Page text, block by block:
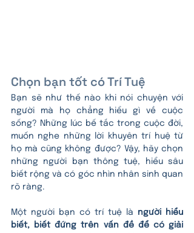
Chọn bạn tốt có Trí Tuệ
Bạn sẽ như thế nào khi nói chuyện với
người mà họ chẳng hiểu gì về cuộc
sống? Những lúc bế tắc trong cuộc đời,
muốn nghe những lời khuyên trí huệ từ
họ mà cũng không được? Vậy, hãy chọn
những người bạn thông tuệ, hiểu sâu
biết rộng và có góc nhìn nhân sinh quan
rõ ràng.
Một người bạn có trí tuệ là người hiểu
biết, biết đứng trên vấn đề để có giải